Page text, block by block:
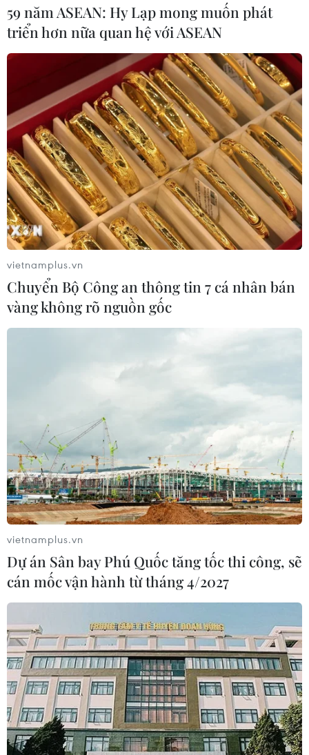
TIN CÙNG CHUYÊN MỤC
Iceland trước cuộc trưng cầu ý dân
Italy bác tối hậu thư của Tây Ban Nha
về kiểm soát biên giới
08/08/2026 07:27
EU triển khai mạng vệ tinh riêng,
củng cố chủ quyền số
công dân thường trong xung đột
Nga-Ukraine
07/08/2026 04:29
Chính sách nhà ở của nước Anh -
Góc tham chiếu cho Việt Nam
07/08/2026 04:08
59 năm ASEAN: Hy Lạp mong muốn phát
triển hơn nữa quan hệ với ASEAN
vietnamplus.vn
Chuyển Bộ Công an thông tin 7 cá nhân bán
vàng không rõ nguồn gốc
vietnamplus.vn
Dự án Sân bay Phú Quốc tăng tốc thi công, sẽ
cán mốc vận hành từ tháng 4/2027